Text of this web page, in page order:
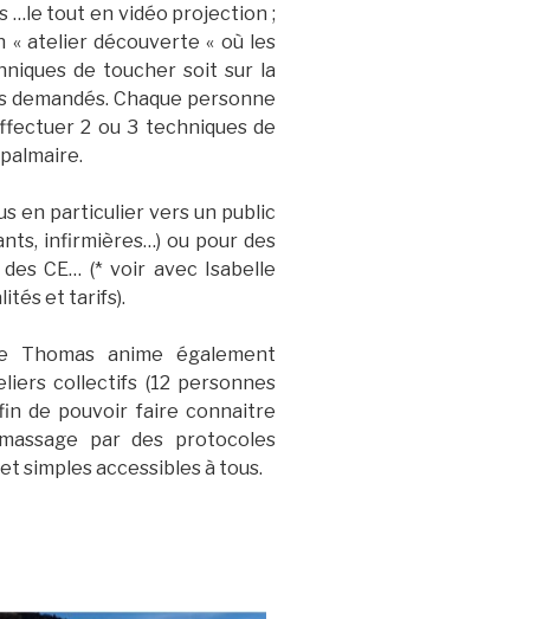
…le tout en vidéo projection ;
« atelier découverte « où les
de toucher soit sur la
Chaque personne
2 ou 3 techniques de
en particulier vers un public
infirmières…) ou pour des
CE… (* voir avec Isabelle
et tarifs).
Thomas anime également
collectifs (12 personnes
de pouvoir faire connaitre
par des protocoles
simples accessibles à tous.